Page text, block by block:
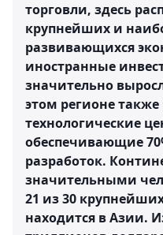
торговли, здесь
крупнейших и
развивающихся
иностранные
значительно
этом регионе
технологические
обеспечивающие
разработок.
значительными
21 из 30
находится в Азии.